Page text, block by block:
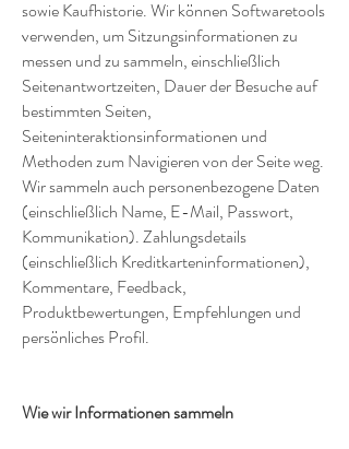
sowie Kaufhistorie. Wir können Softwaretools
verwenden, um Sitzungsinformationen zu
messen und zu sammeln, einschließlich
Seitenantwortzeiten, Dauer der Besuche auf
bestimmten Seiten,
Seiteninteraktionsinformationen und
Methoden zum Navigieren von der Seite weg.
Wir sammeln auch personenbezogene Daten
(einschließlich Name, E-Mail, Passwort,
Kommunikation). Zahlungsdetails
(einschließlich Kreditkarteninformationen),
Kommentare, Feedback,
Produktbewertungen, Empfehlungen und
persönliches Profil.
Wie wir Informationen sammeln